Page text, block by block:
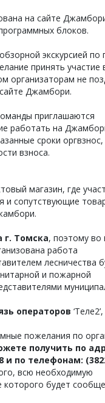
на сайте
блоков.
экскурсией по
принять участие
организаторам не
Джамбори.
приглашаются
работать на
сроки оргвзнос,
взноса.
магазин, где
и сопутствующие
г. Томска, поэтому во
работа
лесничества
и пожарной
операторов ‘Теле2’,
пожелания по
получить по
и по телефонам:
всю необходимую
будет